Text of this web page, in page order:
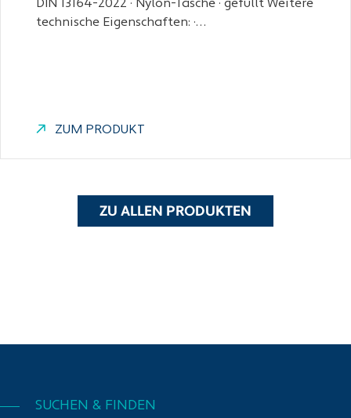
DIN 13164-2022 · Nylon-Tasche · gefüllt Weitere
technische Eigenschaften: ·…
ZUM PRODUKT
ZU ALLEN PRODUKTEN
SUCHEN & FINDEN